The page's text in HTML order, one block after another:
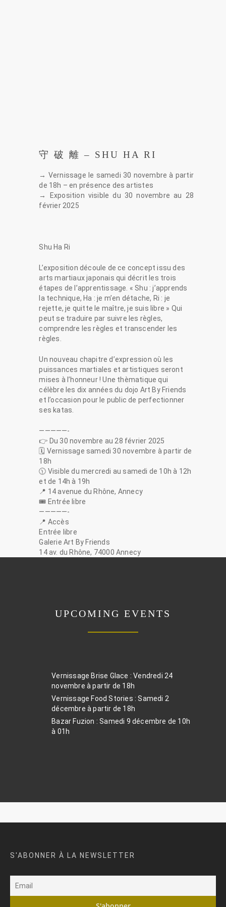
守 破 離 – SHU HA RI
→ Vernissage le samedi 30 novembre à partir
de 18h – en présence des artistes
→ Exposition visible du 30 novembre au 28
février 2025
Shu Ha Ri
L’exposition découle de ce concept issu des
arts martiaux japonais qui décrit les trois
étapes de l’apprentissage. « Shu : j’apprends
la technique, Ha : je m’en détache, Ri : je
rejette, je quitte le maître, je suis libre » Qui
peut se traduire par suivre les règles,
comprendre les règles et transcender les
règles.
Un nouveau chapitre d’expression où les
puissances martiales et artistiques seront
mises à l’honneur ! Une thèmatique qui
célèbre les dix années du dojo Art By Friends
et l’occasion pour le public de perfectionner
ses katas.
—————-
👉 Du 30 novembre au 28 février 2025
🗓️ Vernissage samedi 30 novembre à partir de
18h
🕦 Visible du mercredi au samedi de 10h à 12h
et de 14h à 19h
📍 14 avenue du Rhône, Annecy
🎟️ Entrée libre
—————-
📍 Accès
Entrée libre
Galerie Art By Friends
14 av. du Rhône, 74000 Annecy
UPCOMING EVENTS
Vernissage Brise Glace : Vendredi 24
novembre à partir de 18h
Vernissage Food Stories : Samedi 2
décembre à partir de 18h
Bazar Fuzion : Samedi 9 décembre de 10h
à 01h
S'ABONNER À LA NEWSLETTER